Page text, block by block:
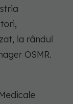
la rândul
OSMR.